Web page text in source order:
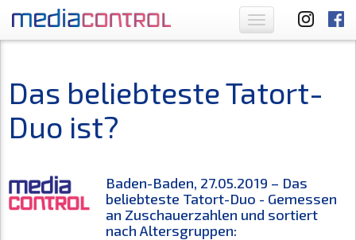
Toggle
navigation
Das beliebteste Tatort-
Duo ist?
Baden-Baden, 27.05.2019 – Das
beliebteste Tatort-Duo - Gemessen
an Zuschauerzahlen und sortiert
nach Altersgruppen: